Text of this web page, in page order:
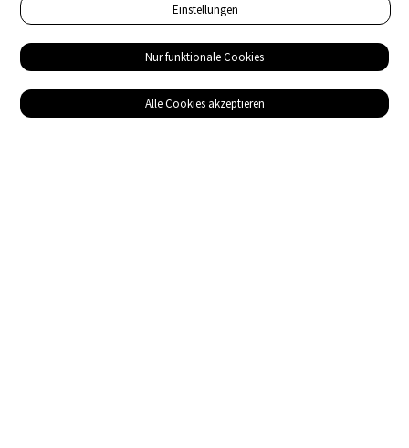
Einstellungen
Nur funktionale Cookies
Alle Cookies akzeptieren